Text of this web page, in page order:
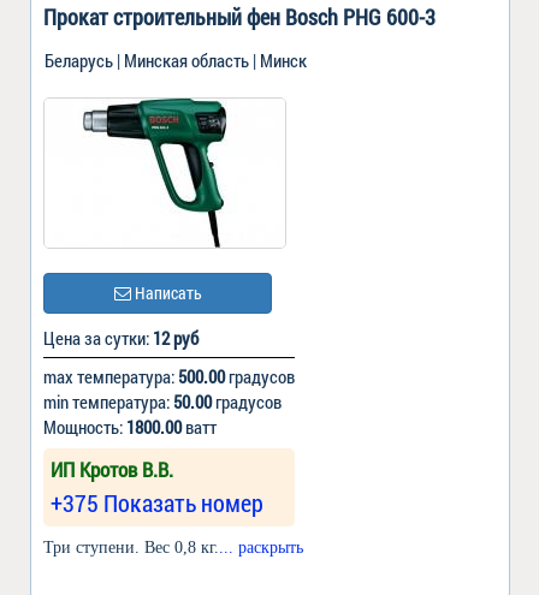
Прокат строительный фен Bosch PHG 600-3
Беларусь | Минская область | Минск
Написать
Цена за сутки: 12 руб
max температура: 500.00градусов
min температура: 50.00градусов
Мощность: 1800.00ватт
ИП Кротов В.В.
+375 Показать номер
Три ступени. Вес 0,8 кг. ... раскрыть